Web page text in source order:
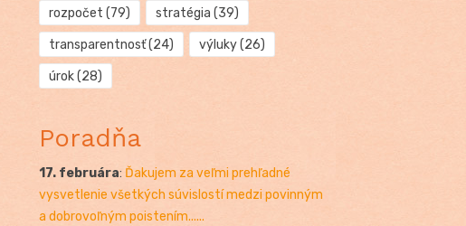
rozpočet (79) stratégia (39)
transparentnosť(24) výluky(26)
úrok(28)
Poradňa
17. februára: Ďakujem za veľmi prehľadné
vysvetlenie všetkých súvislostí medzi povinným
a dobrovoľným poistením......